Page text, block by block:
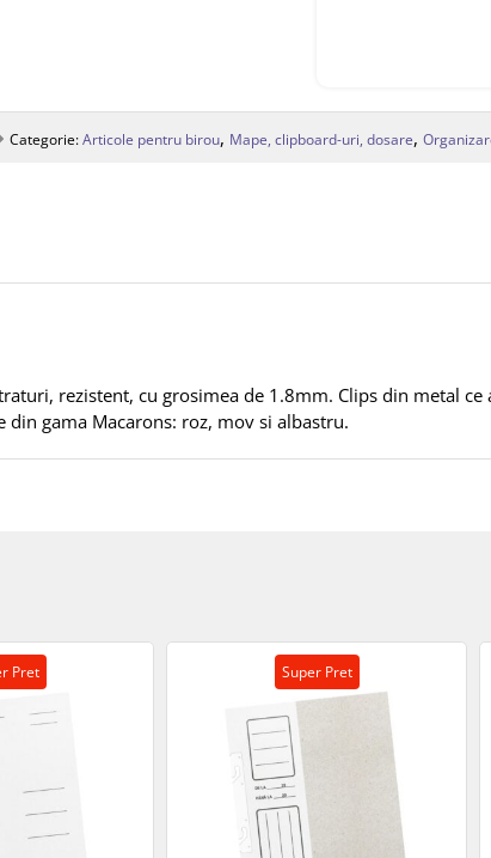
Categorie:Articole pentru birou, Mape, clipboard-uri, dosare,
rezistent, cu grosimea de 1.8mm. Clips din metal
gama Macarons: roz, mov si albastru.
Pret Super Pret